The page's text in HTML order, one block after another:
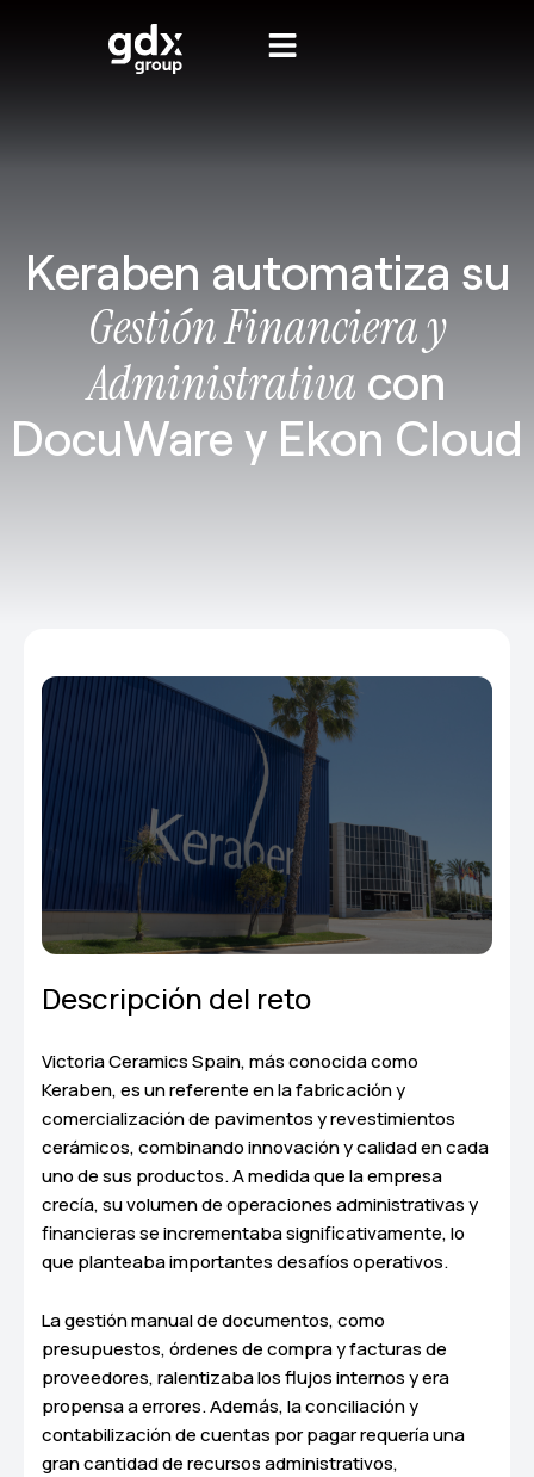
Keraben automatiza su
Gestión Financiera y
Administrativa con
DocuWare y Ekon Cloud
Descripción del reto
Victoria Ceramics Spain, más conocida como
Keraben, es un referente en la fabricación y
comercialización de pavimentos y revestimientos
cerámicos, combinando innovación y calidad en cada
uno de sus productos. A medida que la empresa
crecía, su volumen de operaciones administrativas y
financieras se incrementaba significativamente, lo
que planteaba importantes desafíos operativos.
La gestión manual de documentos, como
presupuestos, órdenes de compra y facturas de
proveedores, ralentizaba los flujos internos y era
propensa a errores. Además, la conciliación y
contabilización de cuentas por pagar requería una
gran cantidad de recursos administrativos,